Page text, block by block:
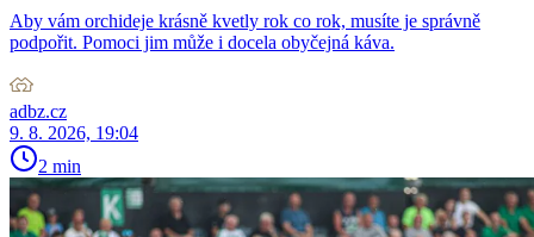
Aby vám orchideje krásně kvetly rok co rok, musíte je správně
podpořit. Pomoci jim může i docela obyčejná káva.
adbz.cz
9. 8. 2026, 19:04
2 min